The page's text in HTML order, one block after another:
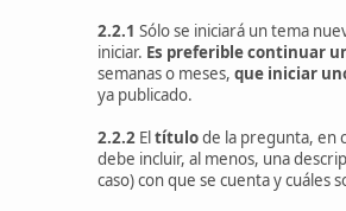
2.2.1 Sólo se iniciará un tema
iniciar. Es preferible continuar
semanas o meses, que iniciar
ya publicado.
2.2.2 Eltítulode la pregunta, en
debe incluir, al menos, una
caso) con que se cuenta y cuáles